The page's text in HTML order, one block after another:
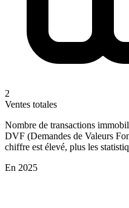
2
Ventes totales
Nombre de transactions
DVF (Demandes de Valeurs
chiffre est élevé, plus les
En 2025